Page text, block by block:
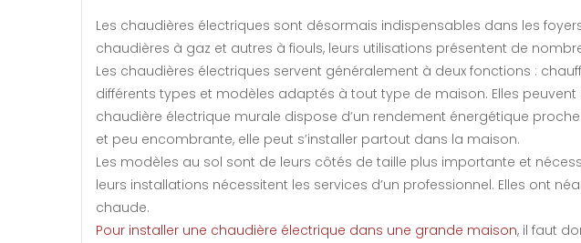
Les chaudières électriques sont désormais indispensables dans les
chaudières à gaz et autres à fiouls, leurs utilisations présentent de
Les chaudières électriques servent généralement à deux fonctions :
différents types et modèles adaptés à tout type de maison. Elles
chaudière électrique murale dispose d’un rendement énergétique
et peu encombrante, elle peut s’installer partout dans la maison.
Les modèles au sol sont de leurs côtés de taille plus importante et
leurs installations nécessitent les services d’un professionnel. Elles ont
chaude.
Pour installer une chaudière électrique dans une grande maison, il faut